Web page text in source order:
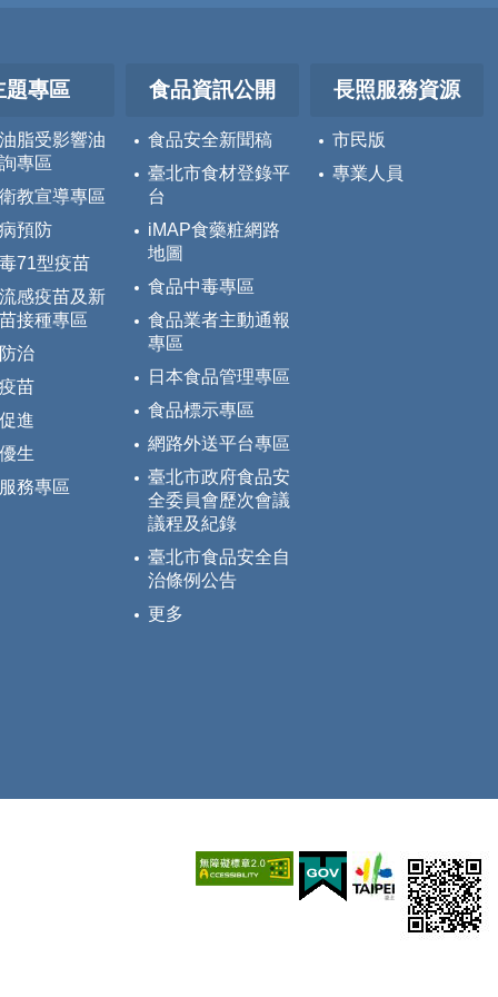
題專區
脂受影響油
專區
教宣導專區
預防
71型疫苗
感疫苗及新
接種專區
治
苗
進
生
務專區
食品資訊公開
食品安全新聞稿
臺北市食材登錄平
台
iMAP食藥粧網路
地圖
食品中毒專區
食品業者主動通報
專區
日本食品管理專區
食品標示專區
網路外送平台專區
臺北市政府食品安
全委員會歷次會議
議程及紀錄
臺北市食品安全自
治條例公告
更多
長照服務資源
市民版
專業人員